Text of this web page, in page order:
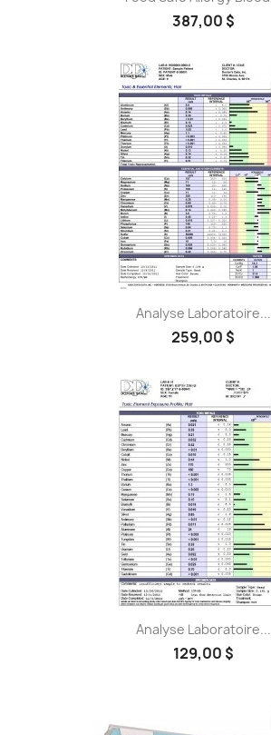
387,00 $
Analyse Laboratoire...
259,00 $
Analyse Laboratoire...
129,00 $